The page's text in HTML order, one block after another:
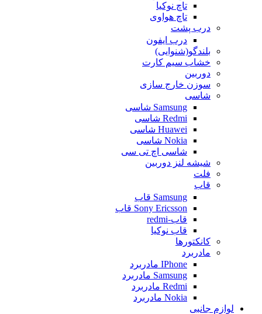
تاچ نوکیا
تاچ هواوی
درب پشت
درب ایفون
بلندگو(شنوایی)
خشاب سیم کارت
دوربین
سوزن خارج سازی
شاسی
Samsung شاسی
Redmi شاسی
Huawei شاسی
Nokia شاسی
شاسی اچ تی سی
شیشه لنز دوربین
فلت
قاب
Samsung قاب
Sony Ericsson قاب
قاب-redmi
قاب نوکیا
کانکتورها
مادربرد
IPhone مادربرد
Samsung مادربرد
Redmi مادربرد
Nokia مادربرد
لوازم جانبی